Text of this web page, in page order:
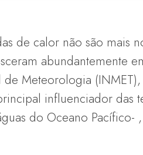
de calor não são mais
abundantemente
Meteorologia
influenciador das
do Oceano Pacífico-